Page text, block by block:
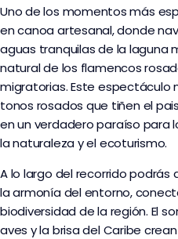
Uno de los momentos más
en canoa artesanal, donde
aguas tranquilas de la laguna
natural de los flamencos
migratorias. Este espectáculo
tonos rosados que tiñen el
en un verdadero paraíso
la naturaleza y el ecoturismo.
A lo largo del recorrido podrás
la armonía del entorno,
biodiversidad de la región. El
aves y la brisa del Caribe